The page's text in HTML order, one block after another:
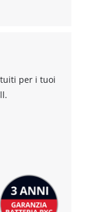
per i tuoi